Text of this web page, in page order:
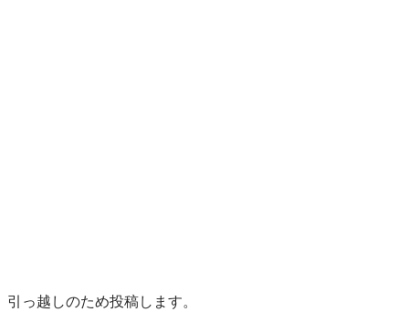
引っ越しのため投稿します。